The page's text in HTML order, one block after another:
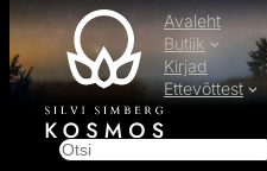
Avaleht
Butiik
Kirjad
Ettevõttest